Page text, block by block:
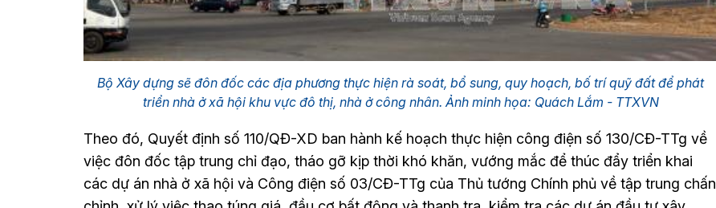
Bộ Xây dựng sẽ đôn đốc các địa phương thực hiện rà soát, bổ sung, quy hoạch, bố trí quỹ đất để phát
triển nhà ở xã hội khu vực đô thị, nhà ở công nhân. Ảnh minh họa: Quách Lắm - TTXVN
Theo đó, Quyết định số 110/QĐ-XD ban hành kế hoạch thực hiện công điện số 130/CĐ-TTg về
việc đôn đốc tập trung chỉ đạo, tháo gỡ kịp thời khó khăn, vướng mắc để thúc đẩy triển khai
các dự án nhà ở xã hội và Công điện số 03/CĐ-TTg của Thủ tướng Chính phủ về tập trung chấn